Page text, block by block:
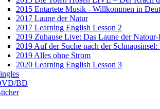
2015 Entartete Musik - Willkommen in
2017 Laune der Natur
2017 Learning English Lesson 2
2019 Zuhause Live: Das Laune der
2019 Auf der Suche nach der
2019 Alles ohne Strom
2020 Learning English Lesson 3
BD